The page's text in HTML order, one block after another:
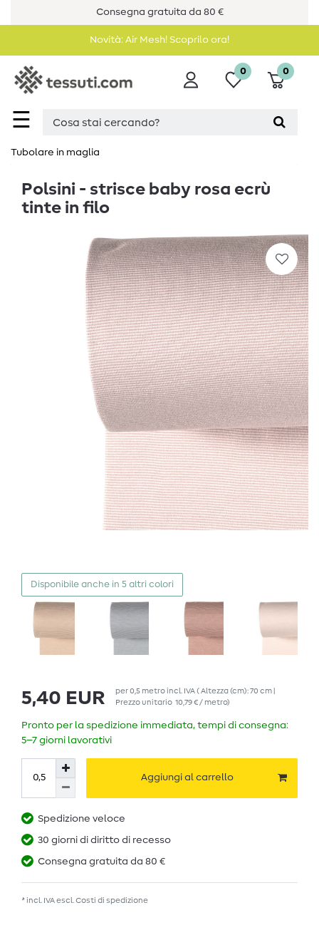
Consegna gratuita da 80 €
Novità: Air Mesh! Scoprilo ora!
☰
0 0
Tubolare in maglia
Polsini - strisce baby rosa ecrù
tinte in filo
Disponibile anche in 5 altri colori
5,40 EUR per0,5 metroincl. IVA( Altezza (cm): 70 cm |
Prezzo unitario 10,79 € / metro)
Pronto per la spedizione immediata, tempi di consegna:
5–7 giorni lavorativi
Aggiungi al carrello
Spedizione veloce
30 giorni di diritto di recesso
Consegna gratuita da 80 €
* incl. IVA escl. Costi di spedizione